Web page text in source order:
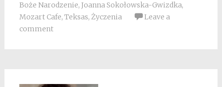
Boże Narodzenie, Joanna Sokołowska-Gwizdka,
Mozart Cafe, Teksas, Życzenia
Leave a
comment